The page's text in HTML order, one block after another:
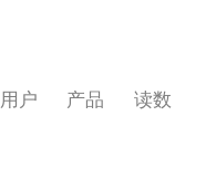
用户 产品 读数